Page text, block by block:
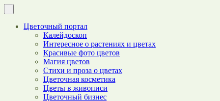
Цветочный портал
Калейдоскоп
Интересное о растениях и цветах
Красивые фото цветов
Магия цветов
Стихи и проза о цветах
Цветочная косметика
Цветы в живописи
Цветочный бизнес